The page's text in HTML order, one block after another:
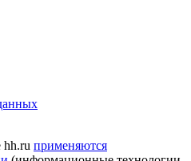
применяются